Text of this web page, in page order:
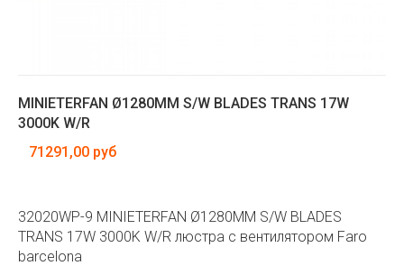
MINIETERFAN Ø1280MM S/W BLADES TRANS 17W
3000K W/R
71291,00 руб
32020WP-9 MINIETERFAN Ø1280MM S/W BLADES
TRANS 17W 3000K W/R люстра с вентилятором Faro
barcelona